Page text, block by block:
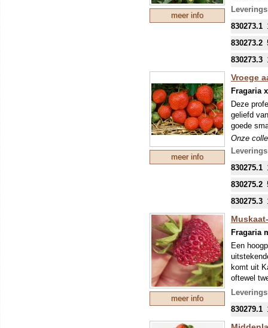
meer info
je ze
welke in
830273.1
830273.2
830273.3
meer info
Vroege
Fragaria
Deze
geliefd
goede
Onze
830275.1
830275.2
830275.3
meer info
Fragaria
Een
komt uit
oftewel
Onze
welke in
830279.1